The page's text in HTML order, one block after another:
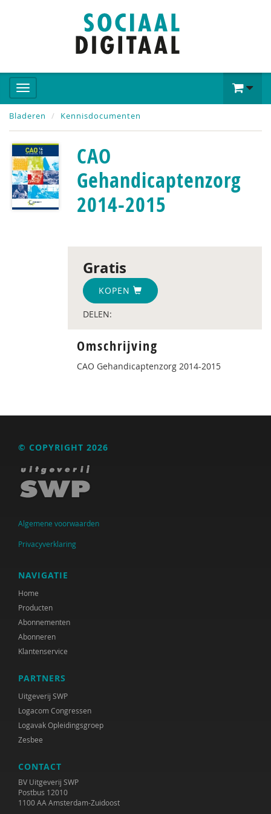
Bladeren Kennisdocumenten
CAO
Gehandicaptenzorg
2014-2015
Gratis
KOPEN
DELEN:
Omschrijving
CAO Gehandicaptenzorg 2014-2015
© COPYRIGHT 2026
Algemene voorwaarden
Privacyverklaring
NAVIGATIE
Home
Producten
Abonnementen
Abonneren
Klantenservice
PARTNERS
Uitgeverij SWP
Logacom Congressen
Logavak Opleidingsgroep
Zesbee
CONTACT
BV Uitgeverij SWP
Postbus 12010
1100 AA Amsterdam-Zuidoost